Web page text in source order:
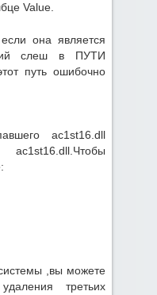
Value.
она является
слеш в ПУТИ
путь ошибочно
ac1st16.dll
ac1st16.dll.Чтобы
,вы можете
третьих